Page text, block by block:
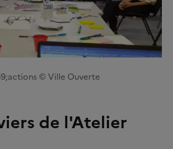
© Ville Ouverte
de l'Atelier